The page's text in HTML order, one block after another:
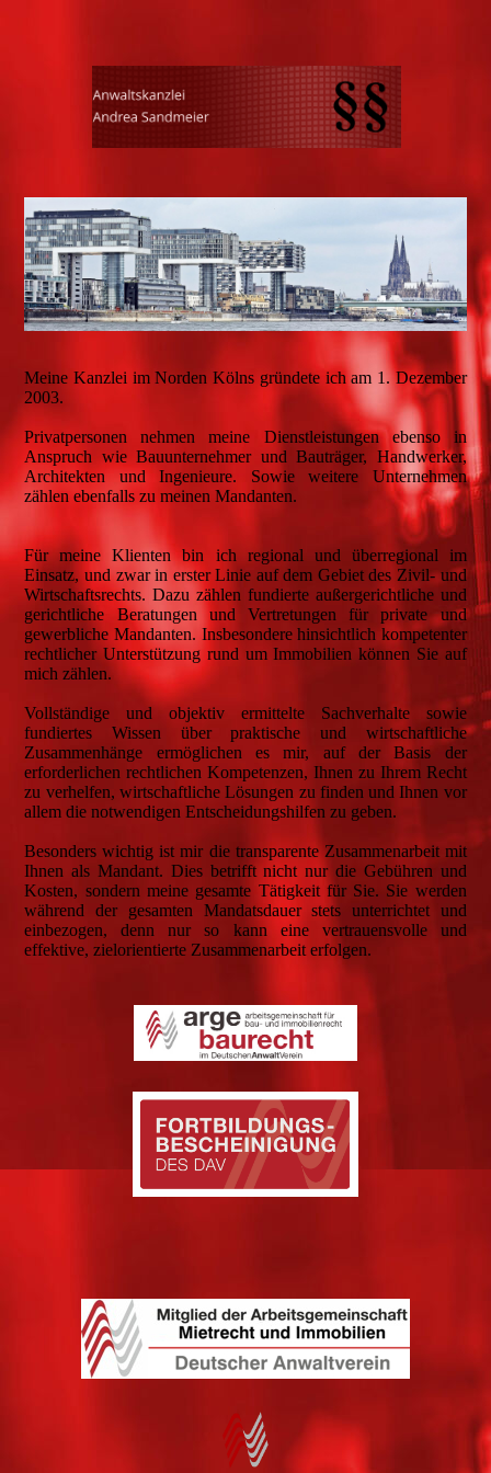
Meine Kanzlei im Norden Kölns gründete ich am 1. Dezember
2003.
Privatpersonen nehmen meine Dienstleistungen ebenso in
Anspruch wie Bauunternehmer und Bauträger, Handwerker,
Architekten und Ingenieure. Sowie weitere Unternehmen
zählen ebenfalls zu meinen Mandanten.
Für meine Klienten bin ich regional und überregional im
Einsatz, und zwar in erster Linie auf dem Gebiet des Zivil- und
Wirtschaftsrechts. Dazu zählen fundierte außergerichtliche und
gerichtliche Beratungen und Vertretungen für private und
gewerbliche Mandanten. Insbesondere hinsichtlich kompetenter
rechtlicher Unterstützung rund um Immobilien können Sie auf
mich zählen.
Vollständige und objektiv ermittelte Sachverhalte sowie
fundiertes Wissen über praktische und wirtschaftliche
Zusammenhänge ermöglichen es mir, auf der Basis der
erforderlichen rechtlichen Kompetenzen, Ihnen zu Ihrem Recht
zu verhelfen, wirtschaftliche Lösungen zu finden und Ihnen vor
allem die notwendigen Entscheidungshilfen zu geben.
Besonders wichtig ist mir die transparente Zusammenarbeit mit
Ihnen als Mandant. Dies betrifft nicht nur die Gebühren und
Kosten, sondern meine gesamte Tätigkeit für Sie. Sie werden
während der gesamten Mandatsdauer stets unterrichtet und
einbezogen, denn nur so kann eine vertrauensvolle und
effektive, zielorientierte Zusammenarbeit erfolgen.